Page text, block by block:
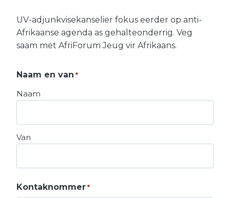
UV-adjunkvisekanselier fokus eerder op anti-
Afrikaanse agenda as gehalteonderrig. Veg
saam met AfriForum Jeug vir Afrikaans.
Naam en van *
Naam
Van
Kontaknommer *